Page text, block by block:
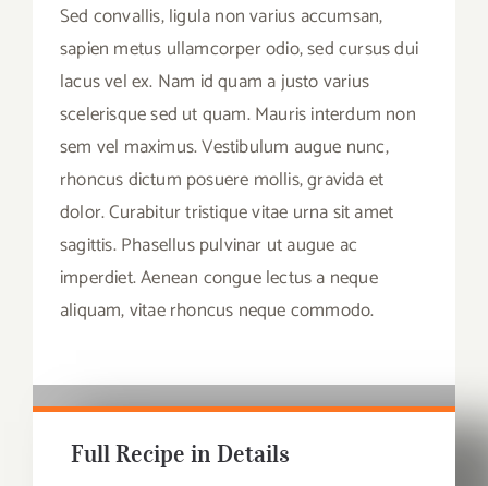
Sed convallis, ligula non varius accumsan,
sapien metus ullamcorper odio, sed cursus dui
lacus vel ex. Nam id quam a justo varius
scelerisque sed ut quam. Mauris interdum non
sem vel maximus. Vestibulum augue nunc,
rhoncus dictum posuere mollis, gravida et
dolor. Curabitur tristique vitae urna sit amet
sagittis. Phasellus pulvinar ut augue ac
imperdiet. Aenean congue lectus a neque
aliquam, vitae rhoncus neque commodo.
Full Recipe in Details